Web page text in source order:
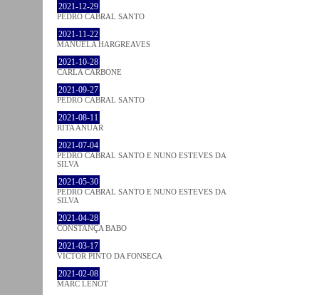
2021-12-29
PEDRO CABRAL SANTO
2021-11-22
MANUELA HARGREAVES
2021-10-28
CARLA CARBONE
2021-09-27
PEDRO CABRAL SANTO
2021-08-11
RITA ANUAR
2021-07-04
PEDRO CABRAL SANTO E NUNO ESTEVES DA
SILVA
2021-05-30
PEDRO CABRAL SANTO E NUNO ESTEVES DA
SILVA
2021-04-28
CONSTANÇA BABO
2021-03-17
VICTOR PINTO DA FONSECA
2021-02-08
MARC LENOT